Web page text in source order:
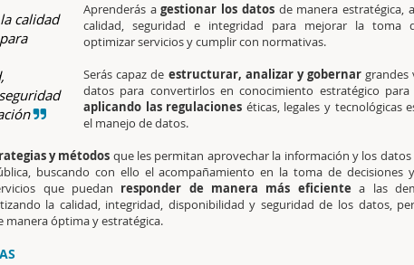
calidad
Aprenderás agestionar los datosde manera estratégica,
calidad, seguridad e integridad para mejorar la toma
optimizar servicios y cumplir con normativas.
Serás capaz de estructurar, analizar y gobernar grandes
datos para convertirlos en conocimiento estratégico
aplicando las regulaciones éticas, legales y tecnológicas
el manejo de datos.
y métodos que les permitan aprovechar la información y los datos
buscando con ello el acompañamiento en la toma de decisiones
que puedan responder de manera más eficiente a las
la calidad, integridad, disponibilidad y seguridad de los datos,
manera óptima y estratégica.